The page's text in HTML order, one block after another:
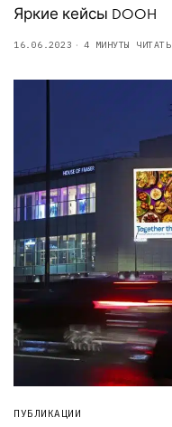
Яркие кейсы DOOH
16.06.2023 4 МИНУТЫ ЧИТАТЬ
ПУБЛИКАЦИИ